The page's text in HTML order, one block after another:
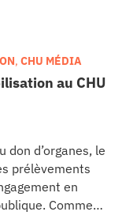
au CHU
, CHU MÉDIA
don d’organes, le
prélèvements
en
Comme